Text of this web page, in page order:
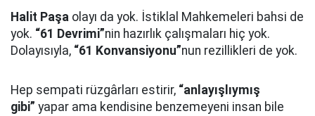
Halit Paşa olayı da yok. İstiklal Mahkemeleri bahsi de
yok. “61 Devrimi”nin hazırlık çalışmaları hiç yok.
Dolayısıyla, “61 Konvansiyonu”nun rezillikleri de yok.
Hep sempati rüzgârları estirir, “anlayışlıymış
gibi” yapar ama kendisine benzemeyeni insan bile